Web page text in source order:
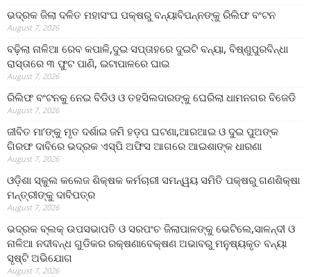
ଭଦ୍ରକ ଜିଲା ଦଳିତ ମହାସଂଘ ପକ୍ଷରୁ ବନ୍ୟାବିପନ୍ନଙ୍କୁ ରିଲିଫ ବଂଟନ
August 7, 2026
ବଢ଼ିଲା ନାଳିଆ ରେବ କପାଳି,ଦୁଇ ସପ୍ତାହରେ ଦୁଇଟି ବନ୍ୟା, ବିଷ୍ଣୁପୁରବିନ୍ଧା
ରାସ୍ତାରେ ୩ ଫୁଟ ପାଣି, ଇଟାପାଳରେ ଘାଇ
August 7, 2026
ରିଲିଫ ବଂଟନକୁ ନେଇ ବିଡିଓ ଓ ତହସିଲଦାରଙ୍କୁ ଘେରିଲା ଧାମନଗର ବିଜେଡି
August 7, 2026
ଜୀବିତ ମା’ଙ୍କୁ ମୃତ ଦର୍ଶାଇ ଜମି ହଡ଼ପ ଘଟଣା,ଆରଆଇ ଓ ଦୁଇ ପୁଅଙ୍କ
ଗିରଫ ଦାବିରେ ଭଦ୍ରକ ଏସ୍‌ପି ଅଫିସ ଆଗରେ ଆଇଶାଙ୍କ ଧାରଣା
August 7, 2026
ଓଡ଼ିଶା ସ୍କୁଲ କଲେଜ ଶିକ୍ଷକ କର୍ମଚାରୀ ସମନ୍ୱୟ ସମିତି ପକ୍ଷରୁ ଗଣଶିକ୍ଷା
ମନ୍ତ୍ରୀଙ୍କୁ ଦାବିପତ୍ର
August 7, 2026
ଭଦ୍ରକ ବ୍ଲକ୍ ଉପସଭାପତି ଓ ସରପଂଚ ଜିଲାପାଳଙ୍କୁ ଭେଟିଲେ,ସାଳନ୍ଦୀ ଓ
ନାଳିଆ ନଦୀବନ୍ଧ ଗୁଡିକର ରକ୍ଷଣାବେକ୍ଷଣ ଅଭାବରୁ ମନୁଷ୍ୟକୃତ ବନ୍ୟା
ସୃଷ୍ଟି ଅଭିଯୋଗ
August 7, 2026